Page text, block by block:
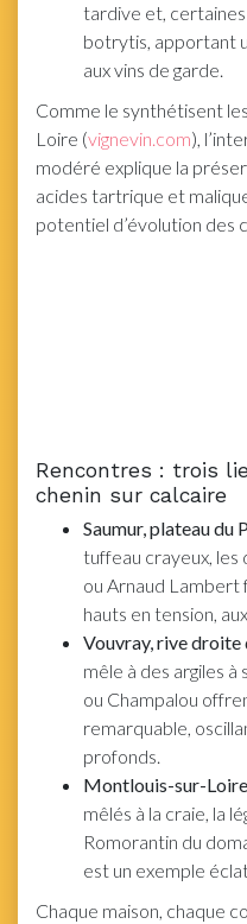
tardive et,
botrytis, apportant
aux vins de garde.
Comme le synthétisent
Loire (vignevin.com),
modéré explique la
acides tartrique et
potentiel d’évolution des
Rencontres : trois
chenin sur calcaire
Saumur, plateau
tuffeau crayeux, les
ou Arnaud Lambert
hauts en tension,
Vouvray, rive droite
mêle à des argiles à
ou Champalou
remarquable,
profonds.
Montlouis-sur-Loire
mêlés à la craie, la
Romorantin du
est un exemple
Chaque maison, chaque